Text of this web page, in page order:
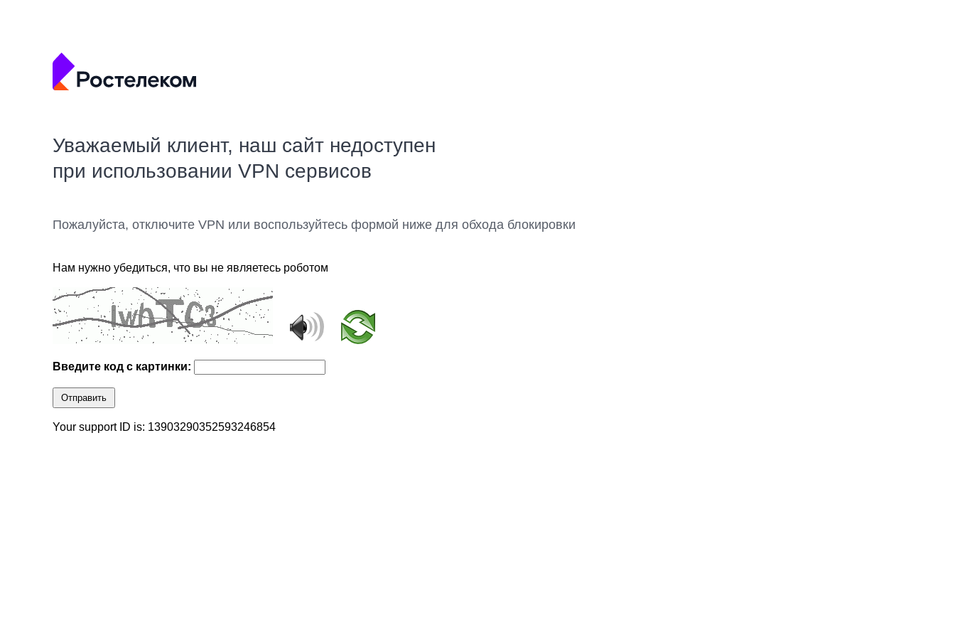
Уважаемый клиент, наш сайт недоступен
при использовании VPN сервисов
Пожалуйста, отключите VPN или воспользуйтесь формой ниже для обхода блокировки
Нам нужно убедиться, что вы не являетесь роботом
Введите код с картинки:
Отправить
Your support ID is: 13903290352593246854